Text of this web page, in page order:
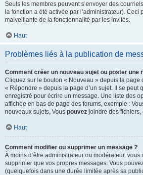
Seuls les membres peuvent s’envoyer des
la fonction a été activée par l’administrateur). Ceci
malveillante de la fonctionnalité par les invités.
Haut
Problèmes liés à la publication de
Comment créer un nouveau sujet ou poster une
Cliquez sur le bouton « Nouveau » depuis la page
« Répondre » depuis la page d’un sujet. Il se peut
enregistré pour écrire un message. Une liste des
affichée en bas de page des forums, exemple :
nouveaux sujets, Vous pouvez joindre des fichiers,
Haut
Comment modifier ou supprimer un message ?
À moins d’être administrateur ou modérateur,
supprimer que vos propres messages. Vous
(quelquefois dans une durée limitée après sa